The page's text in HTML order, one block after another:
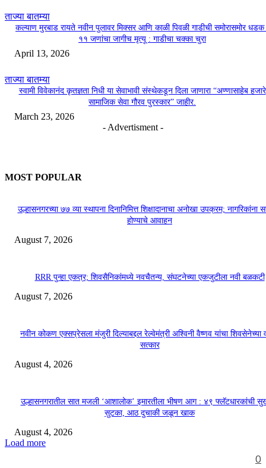
ताज्या बातम्या
कल्याण मुरबाड रायते नवीन पुलावर मिक्सर आणि काळी पिवळी गाडीची समोरासमोर
११ जणांचा जागीच मृत्यू : गाडीचा चक्का चुरा
April 13, 2026
ताज्या बातम्या
स्वामी विवेकानंद कृतज्ञता निधी या सेवाभावी संस्थेकडून दिला जाणारा “अण्णासाहेब हजारे
सामाजिक सेवा गौरव पुरस्कार” जाहीर.
March 23, 2026
- Advertisment -
MOST POPULAR
उल्हासनगरच्या ७७ व्या स्थापना दिनानिमित्त शिक्षादानाचा अनोखा उपक्रम; नागरिकांना
होण्याचे आवाहन
August 7, 2026
RRR पुन्हा एकत्र; शिवसैनिकांमध्ये नवचैतन्य, संघटनेच्या एकजुटीला नवी बळकटी
August 7, 2026
नवीन कोकण एक्सप्रेसला मंजुरी दिल्याबद्दल रेल्वेमंत्री अश्विनी वैष्णव यांचा शिवसेनेच्या
सत्कार
August 4, 2026
उल्हासनगरातील सात मजली ‘आशालोक’ इमारतीला भीषण आग : ४९ फ्लॅटधारकांची
सुटका, आठ दुचाकी जळून खाक
August 4, 2026
Load more
0